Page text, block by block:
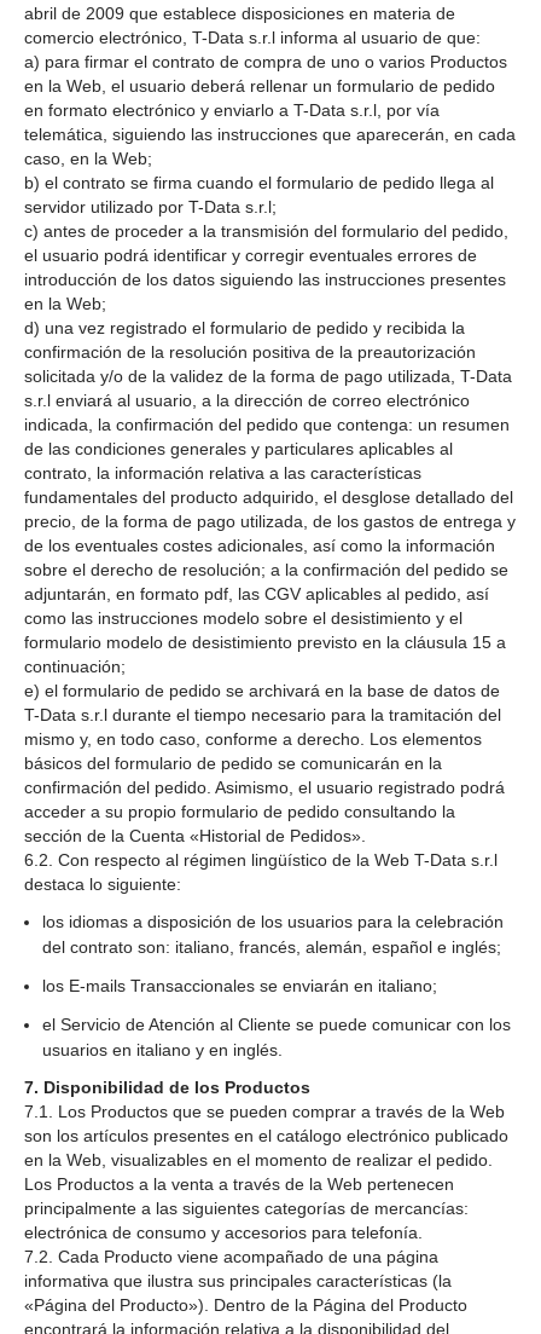
abril de 2009 que establece disposiciones en materia de
comercio electrónico, T-Data s.r.l informa al usuario de que:
a) para firmar el contrato de compra de uno o varios Productos
en la Web, el usuario deberá rellenar un formulario de pedido
en formato electrónico y enviarlo a T-Data s.r.l, por vía
telemática, siguiendo las instrucciones que aparecerán, en cada
caso, en la Web;
b) el contrato se firma cuando el formulario de pedido llega al
servidor utilizado por T-Data s.r.l;
c) antes de proceder a la transmisión del formulario del pedido,
el usuario podrá identificar y corregir eventuales errores de
introducción de los datos siguiendo las instrucciones presentes
en la Web;
d) una vez registrado el formulario de pedido y recibida la
confirmación de la resolución positiva de la preautorización
solicitada y/o de la validez de la forma de pago utilizada, T-Data
s.r.l enviará al usuario, a la dirección de correo electrónico
indicada, la confirmación del pedido que contenga: un resumen
de las condiciones generales y particulares aplicables al
contrato, la información relativa a las características
fundamentales del producto adquirido, el desglose detallado del
precio, de la forma de pago utilizada, de los gastos de entrega y
de los eventuales costes adicionales, así como la información
sobre el derecho de resolución; a la confirmación del pedido se
adjuntarán, en formato pdf, las CGV aplicables al pedido, así
como las instrucciones modelo sobre el desistimiento y el
formulario modelo de desistimiento previsto en la cláusula 15 a
continuación;
e) el formulario de pedido se archivará en la base de datos de
T-Data s.r.l durante el tiempo necesario para la tramitación del
mismo y, en todo caso, conforme a derecho. Los elementos
básicos del formulario de pedido se comunicarán en la
confirmación del pedido. Asimismo, el usuario registrado podrá
acceder a su propio formulario de pedido consultando la
sección de la Cuenta «Historial de Pedidos».
6.2. Con respecto al régimen lingüístico de la Web T-Data s.r.l
destaca lo siguiente:
los idiomas a disposición de los usuarios para la celebración
del contrato son: italiano, francés, alemán, español e inglés;
los E-mails Transaccionales se enviarán en italiano;
el Servicio de Atención al Cliente se puede comunicar con los
usuarios en italiano y en inglés.
7. Disponibilidad de los Productos
7.1. Los Productos que se pueden comprar a través de la Web
son los artículos presentes en el catálogo electrónico publicado
en la Web, visualizables en el momento de realizar el pedido.
Los Productos a la venta a través de la Web pertenecen
principalmente a las siguientes categorías de mercancías:
electrónica de consumo y accesorios para telefonía.
7.2. Cada Producto viene acompañado de una página
informativa que ilustra sus principales características (la
«Página del Producto»). Dentro de la Página del Producto
encontrará la información relativa a la disponibilidad del